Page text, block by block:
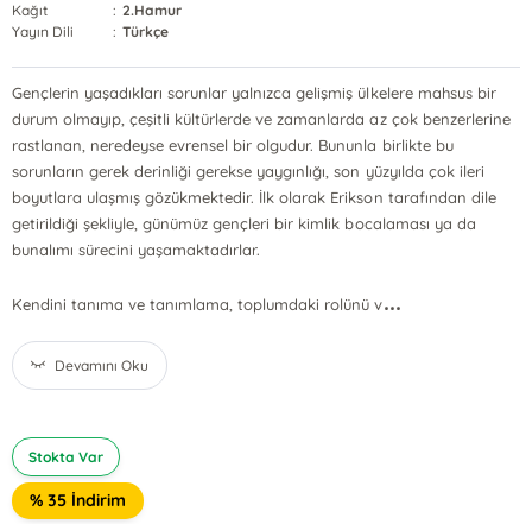
Kağıt
: 2.Hamur
Yayın Dili
: Türkçe
Gençlerin yaşadıkları sorunlar yalnızca gelişmiş ülkelere mahsus bir
durum olmayıp, çeşitli kültürlerde ve zamanlarda az çok benzerlerine
rastlanan, neredeyse evrensel bir olgudur. Bununla birlikte bu
sorunların gerek derinliği gerekse yaygınlığı, son yüzyılda çok ileri
boyutlara ulaşmış gözükmektedir. İlk olarak Erikson tarafından dile
getirildiği şekliyle, günümüz gençleri bir kimlik bocalaması ya da
bunalımı sürecini yaşamaktadırlar.
Kendini tanıma ve tanımlama, toplumdaki rolünü v...
Devamını Oku
Stokta Var
% 35 İndirim